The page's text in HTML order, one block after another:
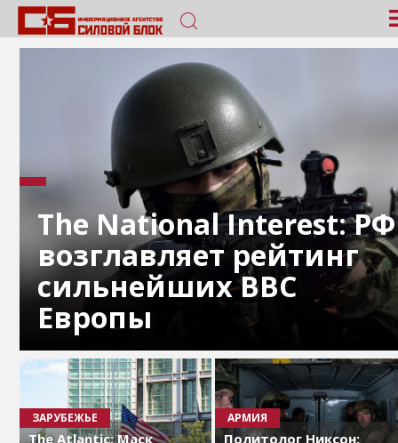
The National Interest: РФ
возглавляет рейтинг
сильнейших ВВС
Европы
ЗАРУБЕЖЬЕ
The Atlantic: Маск
АРМИЯ
Политолог Никсон: